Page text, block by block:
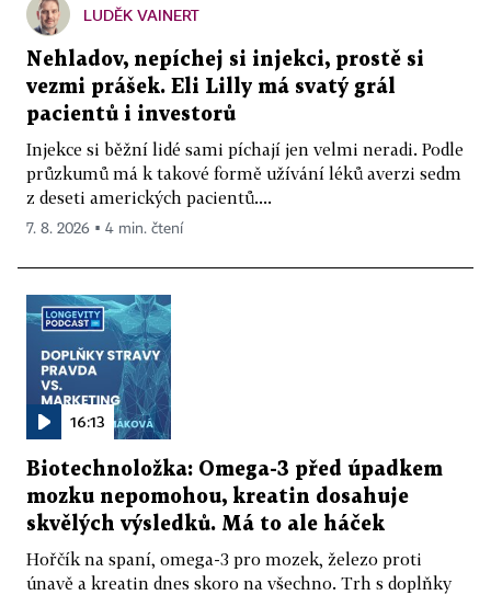
LUDĚK VAINERT
Nehladov, nepíchej si injekci, prostě si
vezmi prášek. Eli Lilly má svatý grál
pacientů i investorů
Injekce si běžní lidé sami píchají jen velmi neradi. Podle
průzkumů má k takové formě užívání léků averzi sedm
z deseti amerických pacientů....
7. 8. 2026 ▪ 4 min. čtení
16:13
Biotechnoložka: Omega-3 před úpadkem
mozku nepomohou, kreatin dosahuje
skvělých výsledků. Má to ale háček
Hořčík na spaní, omega-3 pro mozek, železo proti
únavě a kreatin dnes skoro na všechno. Trh s doplňky